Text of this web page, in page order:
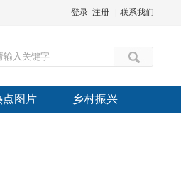
登录 注册 联系我们
点图片 乡村振兴